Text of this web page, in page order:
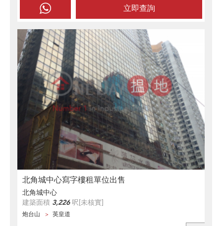
立即查詢
北角城中心寫字樓租單位出售
北角城中心
建築面積 3,226呎[未核實]
炮台山 英皇道